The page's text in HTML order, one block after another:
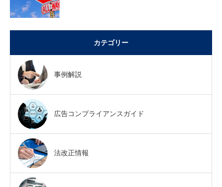
カテゴリー
事例解説
広告コンプライアンスガイド
法改正情報